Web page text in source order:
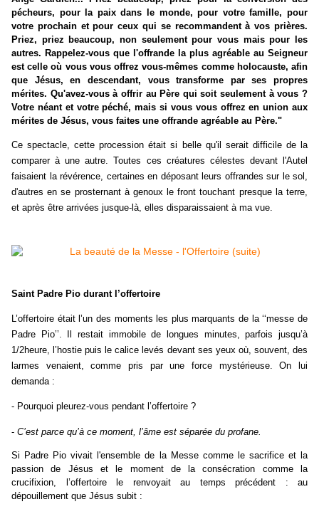
pécheurs, pour la paix dans le monde, pour votre famille, pour
votre prochain et pour ceux qui se recommandent à vos prières.
Priez, priez beaucoup, non seulement pour vous mais pour les
autres. Rappelez-vous que l'offrande la plus agréable au Seigneur
est celle où vous vous offrez vous-mêmes comme holocauste, afin
que Jésus, en descendant, vous transforme par ses propres
mérites. Qu'avez-vous à offrir au Père qui soit seulement à vous ?
Votre néant et votre péché, mais si vous vous offrez en union aux
mérites de Jésus, vous faites une offrande agréable au Père."
Ce spectacle, cette procession était si belle qu'il serait difficile de la
comparer à une autre. Toutes ces créatures célestes devant l'Autel
faisaient la révérence, certaines en déposant leurs offrandes sur le sol,
d'autres en se prosternant à genoux le front touchant presque la terre,
et après être arrivées jusque-là, elles disparaissaient à ma vue.
Saint Padre Pio durant l’offertoire
L’offertoire était l’un des moments les plus marquants de la ‘‘messe de
Padre Pio’’. Il restait immobile de longues minutes, parfois jusqu’à
1/2heure, l’hostie puis le calice levés devant ses yeux où, souvent, des
larmes venaient, comme pris par une force mystérieuse. On lui
demanda :
- Pourquoi pleurez-vous pendant l’offertoire ?
- C’est parce qu’à ce moment, l’âme est séparée du profane.
Si Padre Pio vivait l'ensemble de la Messe comme le sacrifice et la
passion de Jésus et le moment de la consécration comme la
crucifixion, l’offertoire le renvoyait au temps précédent : au
dépouillement que Jésus subit :